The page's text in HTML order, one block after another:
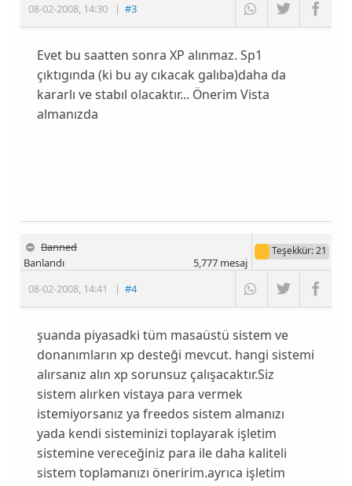
08-02-2008, 14:30 |#3
Evet bu saatten sonra XP alınmaz. Sp1
çıktıgında (ki bu ay cıkacak galıba)daha da
kararlı ve stabıl olacaktır... Önerim Vista
almanızda
Banned
08-02-2008, 14:41 |#4
Banlandı
Teşekkür: 21
5,777mesaj
şuanda piyasadki tüm masaüstü sistem ve
donanımların xp desteği mevcut. hangi sistemi
alırsanız alın xp sorunsuz çalışacaktır.Siz
sistem alırken vistaya para vermek
istemiyorsanız ya freedos sistem almanızı
yada kendi sisteminizi toplayarak işletim
sistemine vereceğiniz para ile daha kaliteli
sistem toplamanızı öneririm.ayrıca işletim